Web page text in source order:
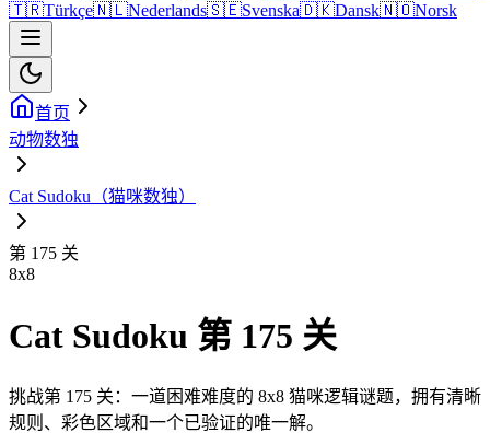
🇹🇷Türkçe🇳🇱Nederlands🇸🇪Svenska🇩🇰Dansk🇳🇴Norsk
首页
动物数独
Cat Sudoku（猫咪数独）
第 175 关
8x8
Cat Sudoku 第 175 关
挑战第 175 关：一道困难难度的 8x8 猫咪逻辑谜题，拥有清晰
规则、彩色区域和一个已验证的唯一解。